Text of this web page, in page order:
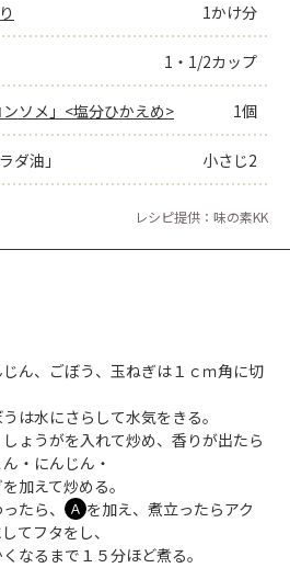
1かけ分
1・1/2カップ
ンソメ」<塩分ひかえめ> 1個
ダ油」 小さじ2
レシピ提供：味の素KK
ん、ごぼう、玉ねぎは１ｃｍ角に切
は水にさらして水気をきる。
ょうがを入れて炒め、香りが出たら
ん・にんじん・
加えて炒める。
たら、 Ａ を加え、煮立ったらアク
てフタをし、
なるまで１５分ほど煮る。